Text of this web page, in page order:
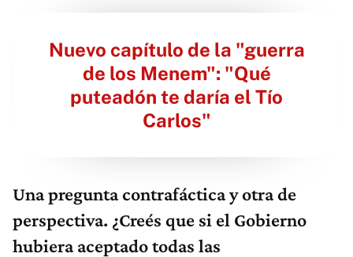
Nuevo capítulo de la "guerra
de los Menem": "Qué
puteadón te daría el Tío
Carlos"
Una pregunta contrafáctica y otra de
perspectiva. ¿Creés que si el Gobierno
hubiera aceptado todas las